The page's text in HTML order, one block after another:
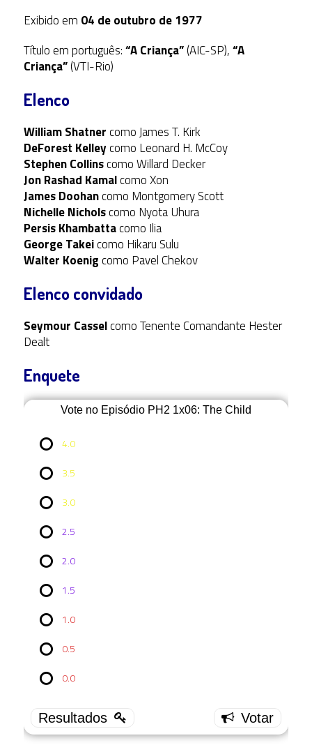
Exibido em 04 de outubro de 1977
Título em português:“A Criança”(AIC-SP),“A
Criança”(VTI-Rio)
Elenco
William Shatnercomo James T. Kirk
DeForest Kelleycomo Leonard H. McCoy
Stephen Collinscomo Willard Decker
Jon Rashad Kamalcomo Xon
James Doohancomo Montgomery Scott
Nichelle Nicholscomo Nyota Uhura
Persis Khambattacomo Ilia
George Takeicomo Hikaru Sulu
Walter Koenigcomo Pavel Chekov
Elenco convidado
Seymour Casselcomo Tenente Comandante Hester
Dealt
Enquete
Vote no Episódio PH2 1x06: The Child
4.0
3.5
3.0
2.5
2.0
1.5
1.0
0.5
0.0